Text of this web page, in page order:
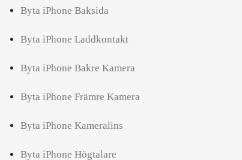
Byta iPhone Baksida
Byta iPhone Laddkontakt
Byta iPhone Bakre Kamera
Byta iPhone Främre Kamera
Byta iPhone Kameralins
Byta iPhone Högtalare